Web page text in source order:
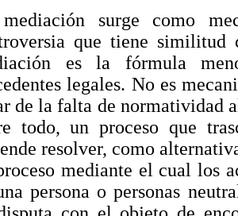
surge como
que tiene
es la fórmula
legales. No es
de la falta de normatividad
todo, un proceso que
resolver, como
mediante el cual los
persona o personas